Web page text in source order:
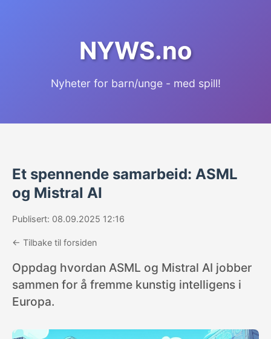
NYWS.no
Nyheter for barn/unge - med spill!
Et spennende samarbeid: ASML
og Mistral AI
Publisert: 08.09.2025 12:16
← Tilbake til forsiden
Oppdag hvordan ASML og Mistral AI jobber
sammen for å fremme kunstig intelligens i
Europa.